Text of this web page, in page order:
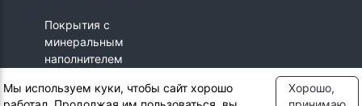
Покрытия с
минеральным
наполнителем
Мы используем куки, чтобы сайт хорошо
Хорошо,